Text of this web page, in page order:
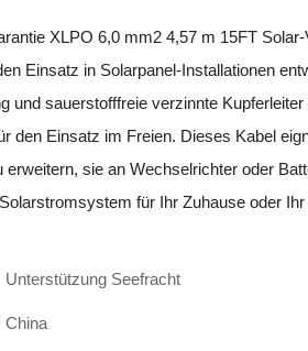
XLPO 6,0 mm2 4,57 m 15FT
Einsatz in Solarpanel-Installationen
und sauerstofffreie verzinnte
den Einsatz im Freien. Dieses Kabel
erweitern, sie an Wechselrichter oder
für Ihr Zuhause oder
Unterstützung Seefracht
China